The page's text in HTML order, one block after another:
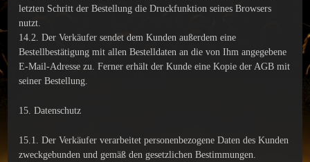
letzten Schritt der Bestellung die Druckfunktion seines Browsers
nutzt.
14.2. Der Verkäufer sendet dem Kunden außerdem eine
Bestellbestätigung mit allen Bestelldaten an die von Ihm angegebene
E-Mail-Adresse zu. Ferner erhält der Kunde eine Kopie der AGB mit
seiner Bestellung.
15. Datenschutz
15.1. Der Verkäufer verarbeitet personenbezogene Daten des Kunden
zweckgebunden und gemäß den gesetzlichen Bestimmungen.